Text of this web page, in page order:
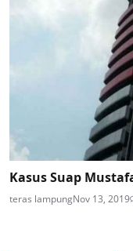
Kasus Suap
teras lampungNov 13, 2019